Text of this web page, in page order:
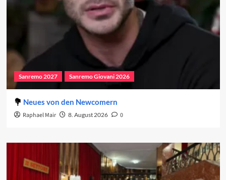
Sanremo 2027 Sanremo Giovani 2026
Neues von den Newcomern
Raphael Mair 8. August 2026 0